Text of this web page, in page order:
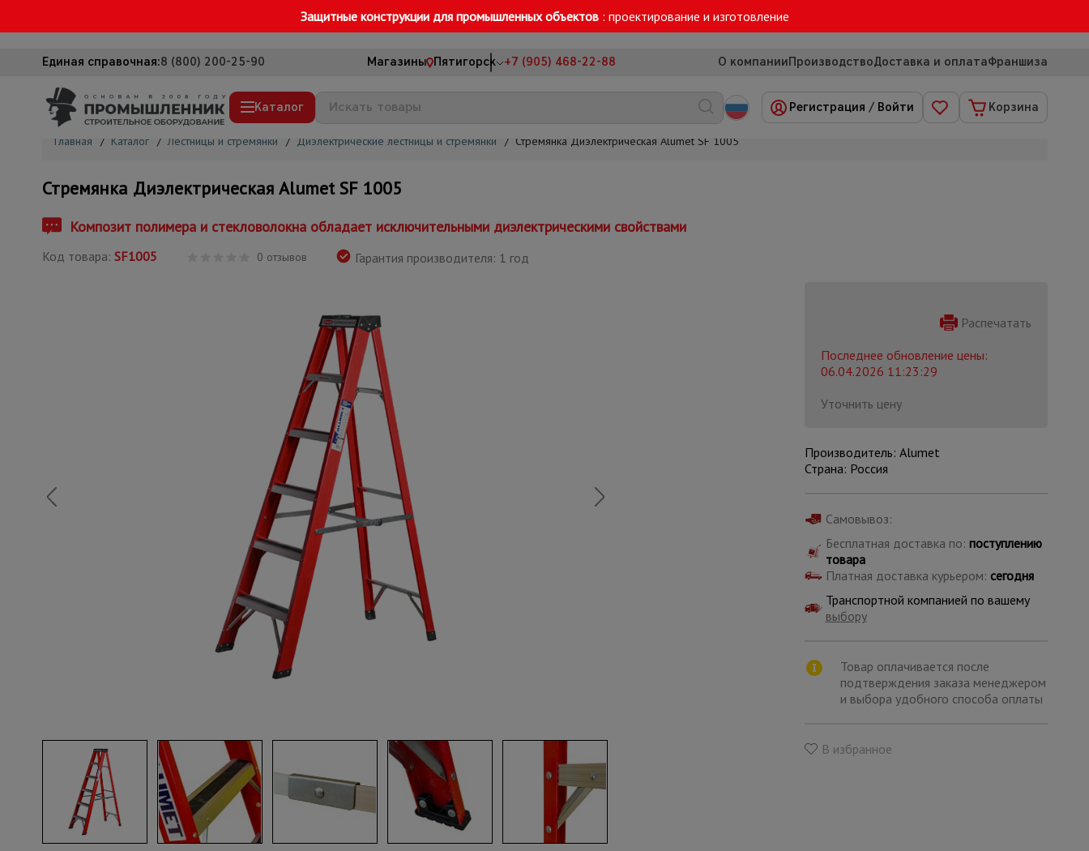
Защитные конструкции для промышленных объектов : проектирование и изготовление
Единая справочная:8 (800) 200-25-90 Магазины Пятигорск +7 (905) 468-22-88 О компанииПроизводствоДоставка и оплатаФраншиза
Каталог
Вышки-туры
Сетка, тенты, брезенты
Мусоропровод строительный
Вибротехника для строительства
Оборудование для работы с арматурой
Оборудование для бетонных работ
Техника для склада
Тачки строительные и садовые
Лестницы и стремянки
Штукатурные комплекты
Сварочные аппараты
Тепловые пушки
Металл и металлообработка
товаров
Регистрация / Войти Корзина
Главная / Каталог / Лестницы и стремянки / Диэлектрические лестницы и стремянки / Стремянка Диэлектрическая Alumet SF 1005
Стремянка Диэлектрическая Alumet SF 1005
Композит полимера и стекловолокна обладает исключительными диэлектрическими свойствами
Код товара: SF1005 0 отзывов Гарантия производителя: 1 год
Распечатать
Последнее обновление цены:
06.04.2026 11:23:29
Уточнить цену
Производитель: Alumet
Страна: Россия
Самовывоз:
Бесплатная доставка по: поступлению
товара
Платная доставка курьером: сегодня
Транспортной компанией по вашему
выбору
Товар оплачивается после
подтверждения заказа менеджером
и выбора удобного способа оплаты
В избранное